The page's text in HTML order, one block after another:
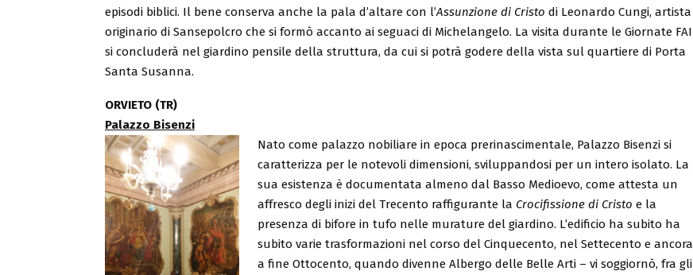
episodi biblici. Il bene conserva anche la pala d’altare con l’Assunzione di Cristo di Leonardo Cungi, artista
originario di Sansepolcro che si formò accanto ai seguaci di Michelangelo. La visita durante le Giornate FAI
si concluderà nel giardino pensile della struttura, da cui si potrà godere della vista sul quartiere di Porta
Santa Susanna.
ORVIETO (TR)
Palazzo Bisenzi
Nato come palazzo nobiliare in epoca prerinascimentale, Palazzo Bisenzi si
caratterizza per le notevoli dimensioni, sviluppandosi per un intero isolato. La
sua esistenza è documentata almeno dal Basso Medioevo, come attesta un
affresco degli inizi del Trecento raffigurante la Crocifissione di Cristo e la
presenza di bifore in tufo nelle murature del giardino. L’edificio ha subito ha
subito varie trasformazioni nel corso del Cinquecento, nel Settecento e ancora
a fine Ottocento, quando divenne Albergo delle Belle Arti – vi soggiornò, fra gli